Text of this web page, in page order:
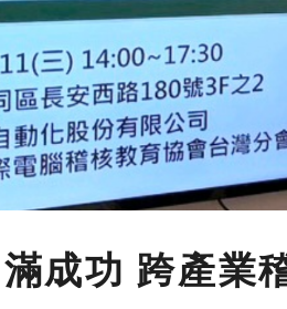
成功 跨產業